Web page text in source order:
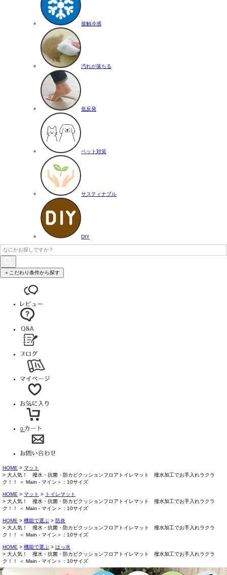
接触冷感
汚れが落ちる
低反発
ペット対策
サスティナブル
DIY
＋こだわり条件から探す
0
HOME
マット
大人気！ 撥水・抗菌・防カビクッションフロアトイレマット 撥水加工でお手入れラクラ
ク！！ ＜ Main - マイン＞：10サイズ
HOME マット
トイレマット
大人気！ 撥水・抗菌・防カビクッションフロアトイレマット 撥水加工でお手入れラクラ
ク！！ ＜ Main - マイン＞：10サイズ
HOME 機能で選ぶ
防炎
大人気！ 撥水・抗菌・防カビクッションフロアトイレマット 撥水加工でお手入れラクラ
ク！！ ＜ Main - マイン＞：10サイズ
HOME 機能で選ぶ
はっ水
大人気！ 撥水・抗菌・防カビクッションフロアトイレマット 撥水加工でお手入れラクラ
ク！！ ＜ Main - マイン＞：10サイズ